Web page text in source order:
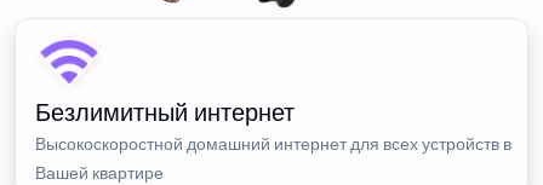
Безлимитный интернет
Высокоскоростной домашний интернет для всех устройств в
Вашей квартире